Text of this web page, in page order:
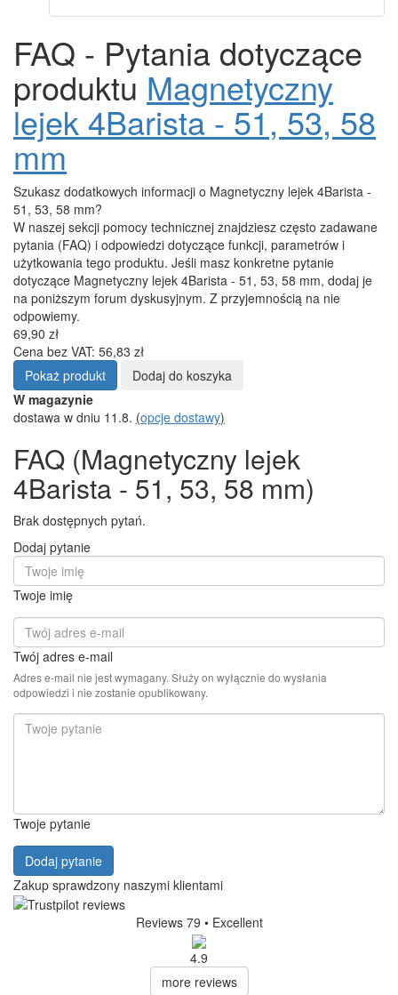
FAQ - Pytania dotyczące
produktu Magnetyczny
lejek 4Barista - 51, 53, 58
mm
Szukasz dodatkowych informacji o Magnetyczny lejek 4Barista -
51, 53, 58 mm?
W naszej sekcji pomocy technicznej znajdziesz często zadawane
pytania (FAQ) i odpowiedzi dotyczące funkcji, parametrów i
użytkowania tego produktu. Jeśli masz konkretne pytanie
dotyczące Magnetyczny lejek 4Barista - 51, 53, 58 mm, dodaj je
na poniższym forum dyskusyjnym. Z przyjemnością na nie
odpowiemy.
69,90 zł
Cena bez VAT: 56,83 zł
Pokaż produkt
Dodaj do koszyka
W magazynie
dostawa w dniu 11.8. (opcje dostawy)
FAQ (Magnetyczny lejek
4Barista - 51, 53, 58 mm)
Brak dostępnych pytań.
Dodaj pytanie
Twoje imię
Twój adres e-mail
Adres e-mail nie jest wymagany. Służy on wyłącznie do wysłania
odpowiedzi i nie zostanie opublikowany.
Twoje pytanie
Dodaj pytanie
Zakup sprawdzony naszymi klientami
Reviews 79 • Excellent
4.9
more reviews